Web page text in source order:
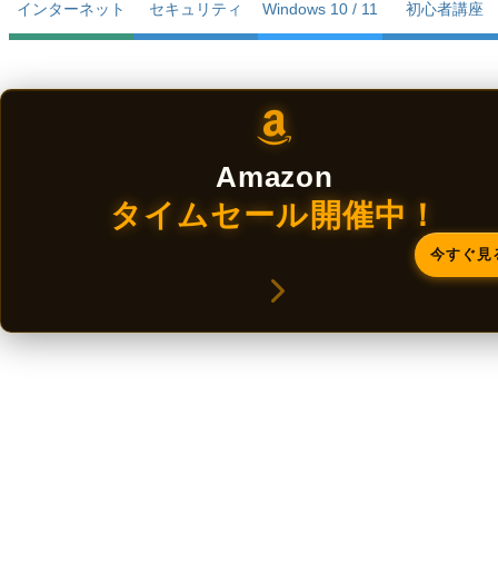
インターネット セキュリティ Windows 10 / 11 初心者講座
Amazon
タイムセール開催中！
今すぐ見